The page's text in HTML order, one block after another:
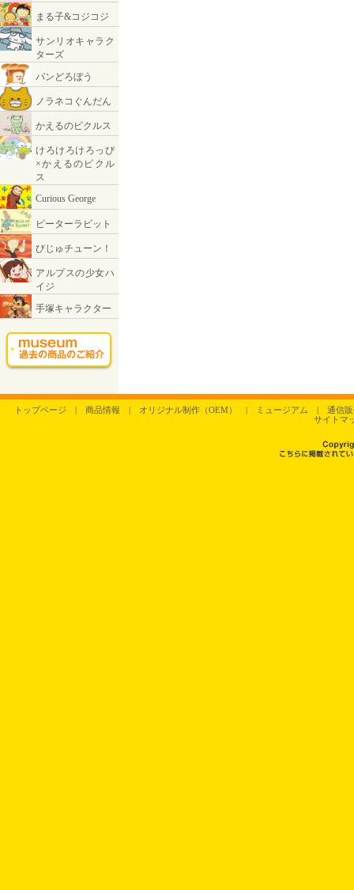
トップページ 商品情報 オリジナル制作（OEM） ミュージアム
通信
サイトマ